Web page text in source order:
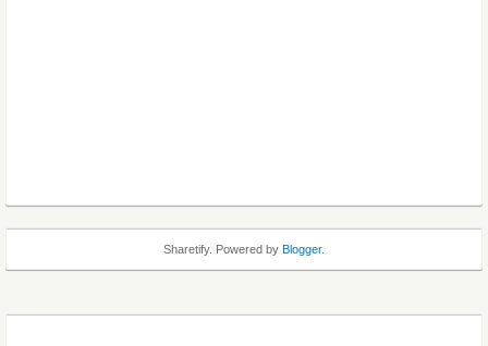
Sharetify. Powered by Blogger.